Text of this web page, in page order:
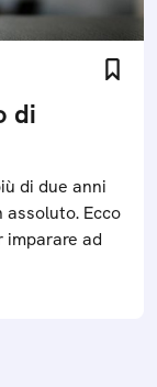
di
di due anni
Ecco
ad